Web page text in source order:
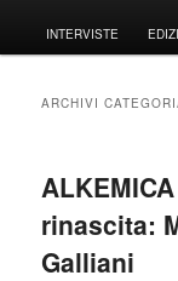
INTERVISTE
ARCHIVI
rinascita:
Galliani